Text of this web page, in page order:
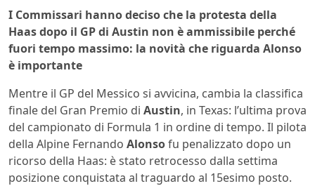
I Commissari hanno deciso che la protesta della
Haas dopo il GP di Austin non è ammissibile perché
fuori tempo massimo: la novità che riguarda Alonso
è importante
Mentre il GP del Messico si avvicina, cambia la classifica
finale del Gran Premio di Austin, in Texas: l’ultima prova
del campionato di Formula 1 in ordine di tempo. Il pilota
della Alpine Fernando Alonsofu penalizzato dopo un
ricorso della Haas: è stato retrocesso dalla settima
posizione conquistata al traguardo al 15esimo posto.